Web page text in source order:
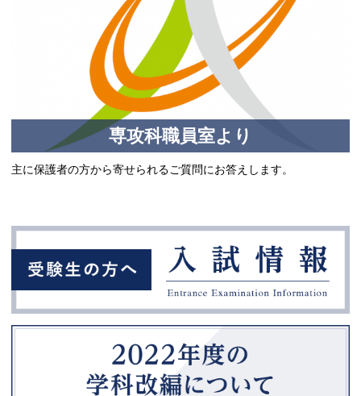
専攻科職員室より
主に保護者の方から寄せられるご質問にお答えします。